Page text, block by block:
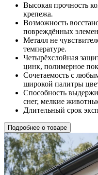
Высокая прочность
крепежа.
Возможность
повреждённых
Металл не
температуре.
Четырёхслойная
цинк, полимерное
Сочетаемость с
широкой палитры
Способность
снег, мелкие
Длительный срок
Подробнее о товаре